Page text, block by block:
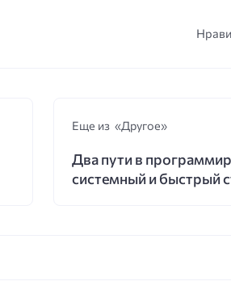
Еще из «Другое»
Два пути в
системный и быстрый